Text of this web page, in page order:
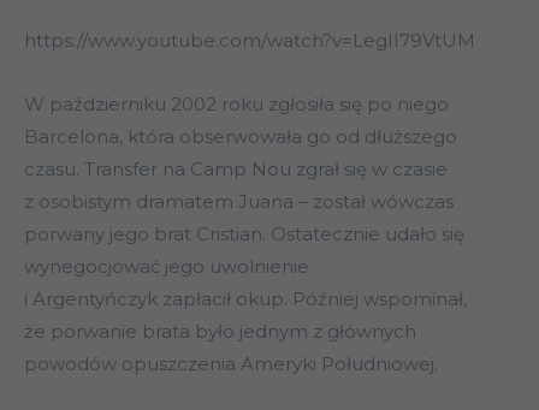
https://www.youtube.com/watch?v=LegII79VtUM
W październiku 2002 roku zgłosiła się po niego
Barcelona, która obserwowała go od dłuższego
czasu. Transfer na Camp Nou zgrał się w czasie
z osobistym dramatem Juana – został wówczas
porwany jego brat Cristian. Ostatecznie udało się
wynegocjować jego uwolnienie
i Argentyńczyk zapłacił okup. Później wspominał,
że porwanie brata było jednym z głównych
powodów opuszczenia Ameryki Południowej.